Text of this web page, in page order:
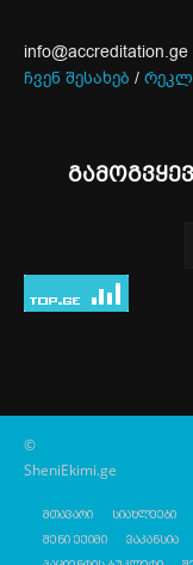
info@accreditation.ge
ჩვენ შესახებ /
©
SheniEkimi.ge
მთავარი სიახლეები
შენი ექიმი
ვაკანსია